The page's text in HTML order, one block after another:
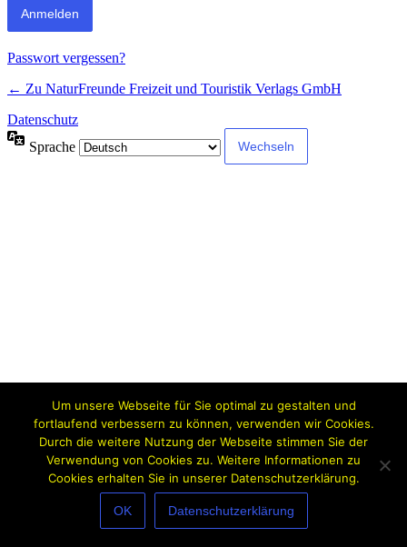
Passwort vergessen?
← Zu NaturFreunde Freizeit und Touristik Verlags GmbH
Datenschutz
Sprache
Um unsere Webseite für Sie optimal zu gestalten und
fortlaufend verbessern zu können, verwenden wir Cookies.
Durch die weitere Nutzung der Webseite stimmen Sie der
Verwendung von Cookies zu. Weitere Informationen zu
Cookies erhalten Sie in unserer Datenschutzerklärung.
OK Datenschutzerklärung